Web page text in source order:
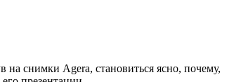
на снимки Agera, становиться ясно, почему,